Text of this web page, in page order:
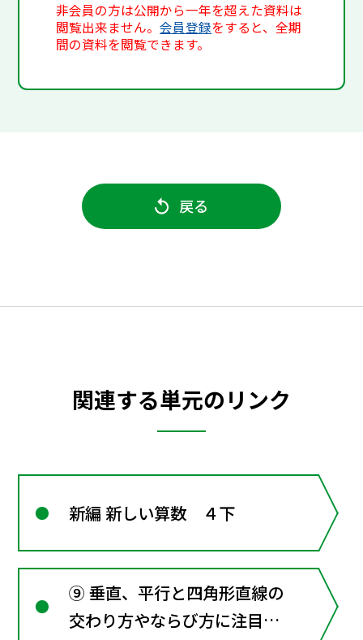
非会員の方は公開から一年を超えた資料は
閲覧出来ません。会員登録をすると、全期
間の資料を閲覧できます。
戻る
関連する単元のリンク
新編 新しい算数 ４下
⑨ 垂直、平行と四角形直線の
交わり方やならび方に注目し